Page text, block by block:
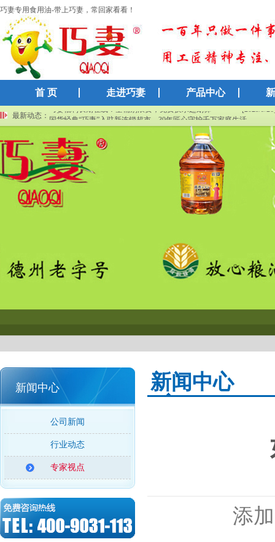
巧妻专用食用油-带上巧妻，常回家看看！
首 页 走进巧妻 产品中心
最新动态：
巧妻福利长期在线！空桶别浪费，免费换水超划算
[2025/9/
国货经典“巧妻”入驻新连锁超市，30年匠心守护千万家庭生活
新闻中心
公司新闻
行业动态
专家视点
新闻中心
添